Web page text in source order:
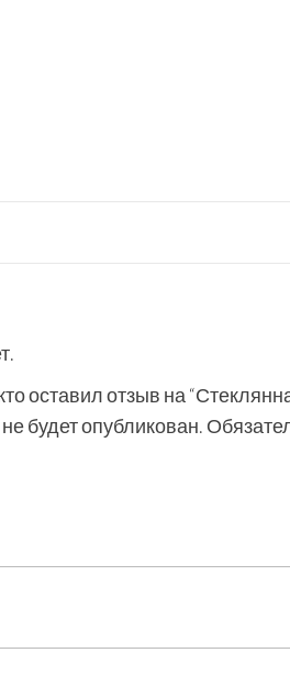
оставил отзыв на
будет опубликован.